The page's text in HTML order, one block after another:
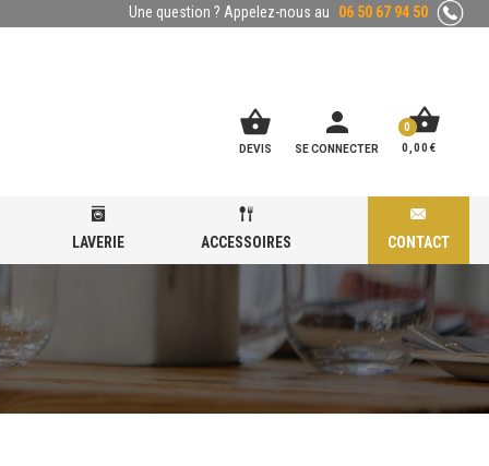
Une question ? Appelez-nous au 06 50 67 94 50
shopping_basket
DEVIS
person
SE CONNECTER
shopping_basket
0,00€
0
LAVERIE ACCESSOIRES CONTACT